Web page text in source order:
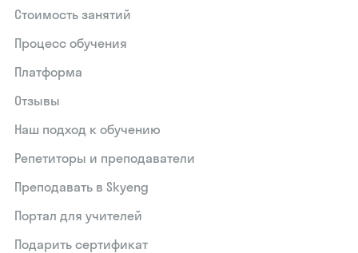
Стоимость занятий
Процесс обучения
Платформа
Отзывы
Наш подход к обучению
Репетиторы и преподаватели
Преподавать в Skyeng
Портал для учителей
Подарить сертификат